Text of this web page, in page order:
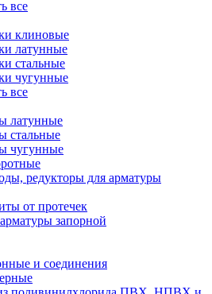
все
клиновые
латунные
стальные
чугунные
все
латунные
стальные
чугунные
редукторы для арматуры
от протечек
запорной
и соединения